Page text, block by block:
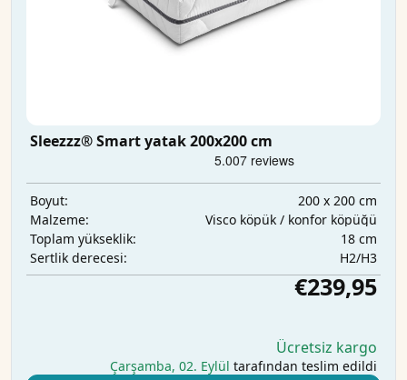
Sleezzz® Smart yatak 200x200 cm
Boyut:
200 x 200 cm
Malzeme:
Visco köpük / konfor köpüğü
Toplam yükseklik:
18 cm
Sertlik derecesi:
H2/H3
€239,95
Ücretsiz kargo
Çarşamba, 02. Eylül tarafından teslim edildi